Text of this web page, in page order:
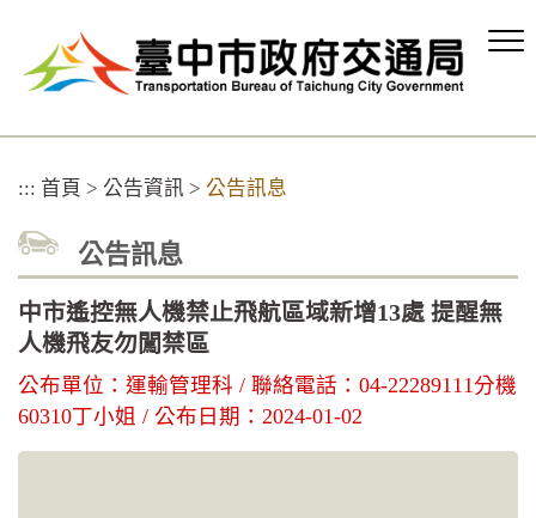
容
::: 首頁 > 公告資訊 > 公告訊息
公告訊息
中市遙控無人機禁止飛航區域新增13處 提醒無
人機飛友勿闖禁區
公布單位：運輸管理科 / 聯絡電話：04-22289111分機
60310丁小姐 / 公布日期：2024-01-02